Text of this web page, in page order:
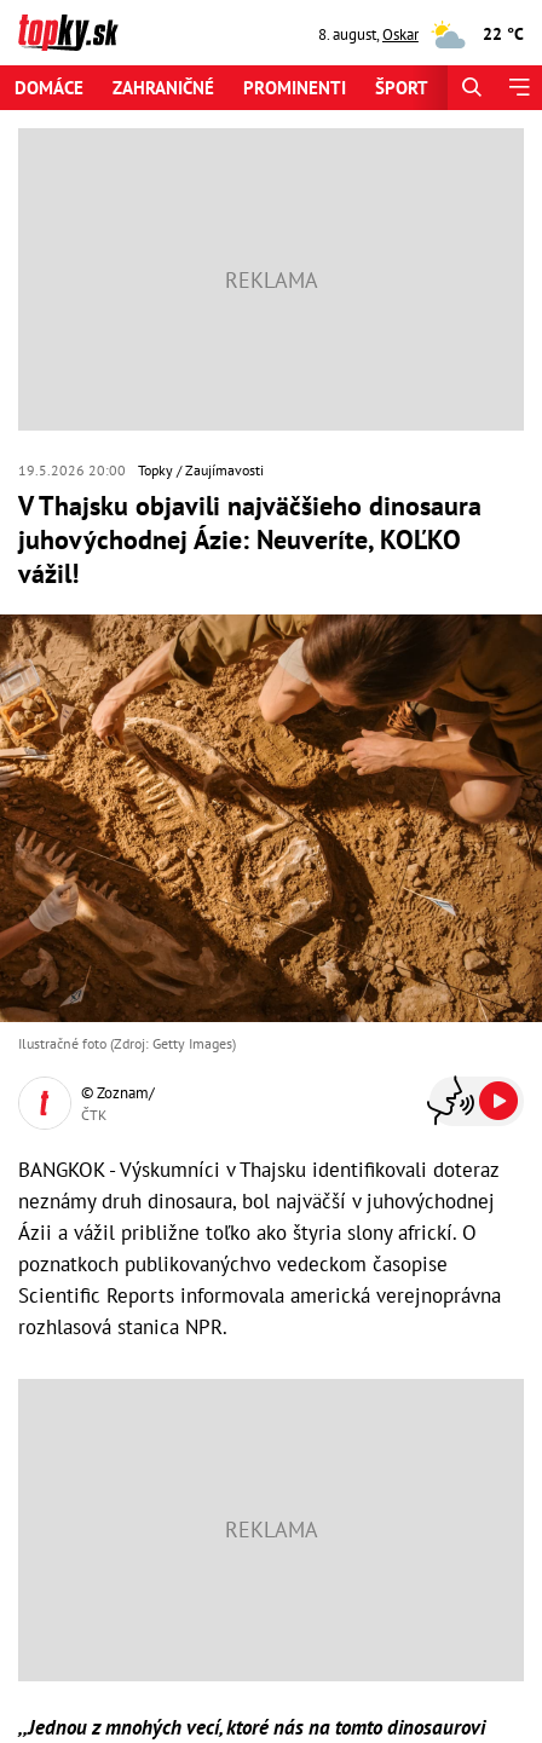
8. august,Oskar 22 °C
DOMÁCE ZAHRANIČNÉ PROMINENTI ŠPORT
19.5.2026 20:00 Topky Zaujímavosti
V Thajsku objavili najväčšieho dinosaura
juhovýchodnej Ázie: Neuveríte, KOĽKO
vážil!
Ilustračné foto (Zdroj: Getty Images)
© Zoznam/
ČTK
BANGKOK - Výskumníci v Thajsku identifikovali doteraz
neznámy druh dinosaura, bol najväčší v juhovýchodnej
Ázii a vážil približne toľko ako štyria slony africkí. O
poznatkoch publikovanýchvo vedeckom časopise
Scientific Reports informovala americká verejnoprávna
rozhlasová stanica NPR.
,,Jednou z mnohých vecí, ktoré nás na tomto dinosaurovi